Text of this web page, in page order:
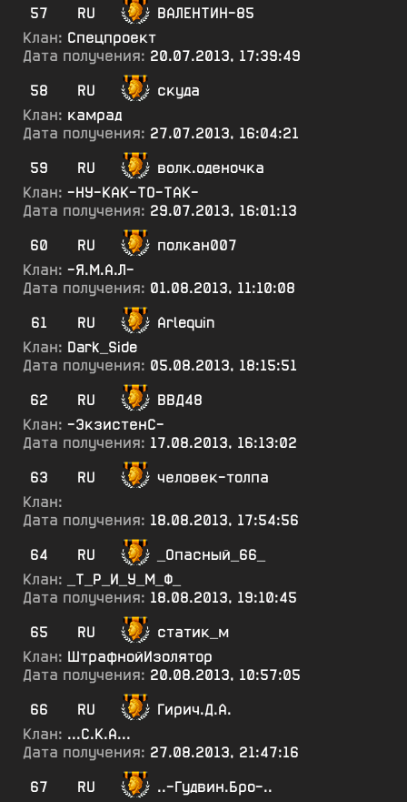
57
RU
ВАЛЕНТИН-85
Клан: Спецпроект
Дата получения: 20.07.2013, 17:39:49
58
RU
скуда
Клан: камрад
Дата получения: 27.07.2013, 16:04:21
59
RU
волк.оденочка
Клан: -НУ-КАК-ТО-ТАК-
Дата получения: 29.07.2013, 16:01:13
60
RU
полкан007
Клан: -Я.М.А.Л-
Дата получения: 01.08.2013, 11:10:08
61
RU
Arlequin
Клан: Dark_Side
Дата получения: 05.08.2013, 18:15:51
62
RU
ВВД48
Клан: -ЭкзистенС-
Дата получения: 17.08.2013, 16:13:02
63
RU
человек-толпа
Клан:
Дата получения: 18.08.2013, 17:54:56
64
RU
_Опасный_66_
Клан:
_Т_Р_И_У_М_Ф_
Дата получения: 18.08.2013, 19:10:45
65
RU
статик_м
Клан: ШтрафнойИзолятор
Дата получения: 20.08.2013, 10:57:05
66
RU
Гирич.Д.А.
Клан: ...С.К.А...
Дата получения: 27.08.2013, 21:47:16
67
RU ..-Гудвин.Бро-..